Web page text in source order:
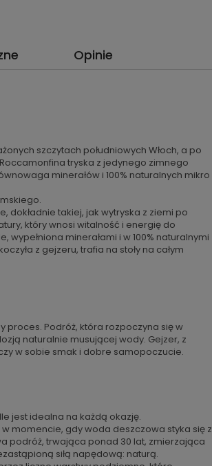
Opinie
szczytach południowych Włoch, a po
tryska z jedynego zimnego
minerałów i 100% naturalnych mikro
dokładnie takiej, jak wytryska z ziemi po
który wnosi witalność i energię do
minerałami i w 100% naturalnymi
z gejzeru, trafia na stoły na całym
proces. Podróż, która rozpoczyna się w
naturalnie musującej wody. Gejzer, z
w sobie smak i dobre samopoczucie.
jest idealna na każdą okazję.
momencie, gdy woda deszczowa styka się z
podróż, trwająca ponad 30 lat, zmierzająca
siłą napędową: naturą.